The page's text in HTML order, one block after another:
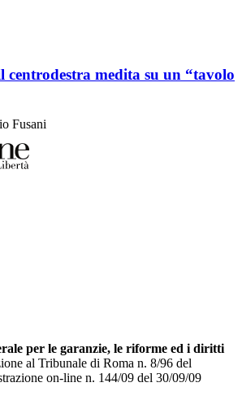
centrodestra medita su un “tavolo
Fusani
per le garanzie, le riforme ed i diritti
al Tribunale di Roma n. 8/96 del
on-line n. 144/09 del 30/09/09